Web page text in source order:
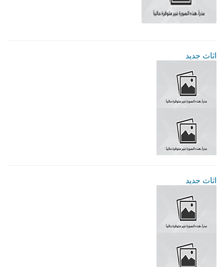
اثاث جديد
اثاث جديد